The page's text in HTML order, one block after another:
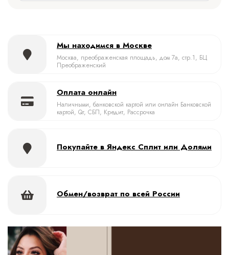
Мы находимся в Москве
Москва, преображенская площадь, дом 7а, стр.1, БЦ
Преображенский
Оплата онлайн
Наличными, банковской картой или онлайн Банковской
картой, Qr, СБП, Кредит, Рассрочка
Покупайте в Яндекс Сплит или Долями
Обмен/возврат по всей России